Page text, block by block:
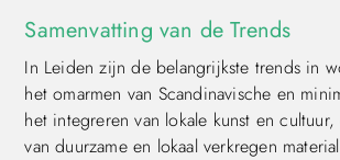
Samenvatting van de Trends
In Leiden zijn de belangrijkste trends in
het omarmen van Scandinavische en
het integreren van lokale kunst en
van duurzame en lokaal verkregen